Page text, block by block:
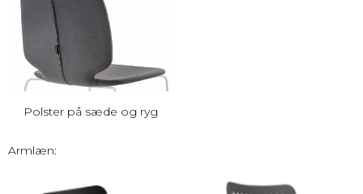
Polster på sæde og ryg
Armlæn: